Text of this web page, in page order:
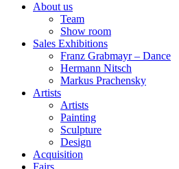
About us
Team
Show room
Sales Exhibitions
Franz Grabmayr – Dance
Hermann Nitsch
Markus Prachensky
Artists
Artists
Painting
Sculpture
Design
Acquisition
Fairs